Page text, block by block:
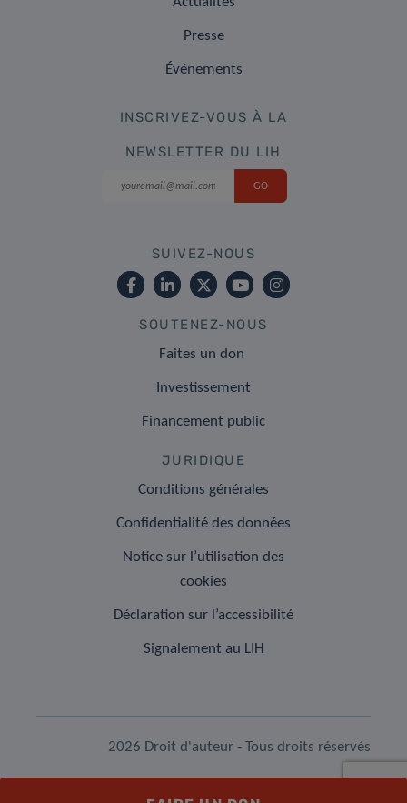
Presse
Événements
INSCRIVEZ-VOUS À LA
NEWSLETTER DU LIH
SUIVEZ-NOUS
SOUTENEZ-NOUS
Faites un don
Investissement
Financement public
JURIDIQUE
Conditions générales
Confidentialité des données
Notice sur l’utilisation des
cookies
Déclaration sur l’accessibilité
Signalement au LIH
2026 Droit d'auteur - Tous droits réservés